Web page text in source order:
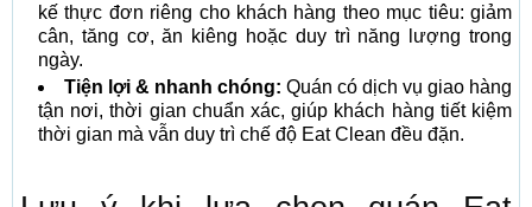
kế thực đơn riêng cho khách hàng theo mục tiêu: giảm
cân, tăng cơ, ăn kiêng hoặc duy trì năng lượng trong
ngày.
Tiện lợi & nhanh chóng: Quán có dịch vụ giao hàng
tận nơi, thời gian chuẩn xác, giúp khách hàng tiết kiệm
thời gian mà vẫn duy trì chế độ Eat Clean đều đặn.